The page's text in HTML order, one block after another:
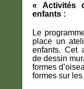
« Activités
enfants :
Le
place un
enfants. Cet
de dessin
formes
formes sur les